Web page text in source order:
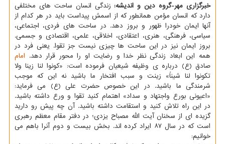
خبرگزاری مهر-گروه دین و اندیشه: زندگی انسان ساحت های مختلفی
دارد که انسان مؤمن همانطور که از اسمش پیداست باید در هر کدام از
آنها ایمان خودرا ظهور و بروز دهد. در ساحت های فردی، اجتماعی،
سیاسی، فرهنگی، هنری، اعتقادی، اخلاقی، علمی، اقتصادی و جسمی.
بروز ایمان نیز در این ساحت ها چیزی نیست جز تقوا. یعنی فرد در
همه این ابعاد زندگی نظر خدا و رضایت او را محور قرار دهد. امام
صادق (ع) درباره ی وظیفه شیعیان فرموده است: «کونوا لنا زینا ولا
تکونوا لنا شیناً» زینت و سبب افتخار ما باشید نه این که موجب
شرمندگی ما باشید. در این خصوص حضرت علی (ع) می فرماید:
«اعیونی بورع واجتهاد و سداد» اهتمام کنید تقوا و ورع داشته باشید.
در این راه تلاش کنید و استقامت داشته باشید. آن چه پیش رو دارید
گزیده ای از سخنان آیت الله مصباح یزدی؛ در دفتر مقام معظم رهبری
است که در سال ۸۷ ایراد کرده اند. بخش بیست و دوم آنرا باهم می
خوانیم: